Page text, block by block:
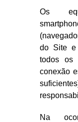
Os
do Site e
todos os
conexão
Na